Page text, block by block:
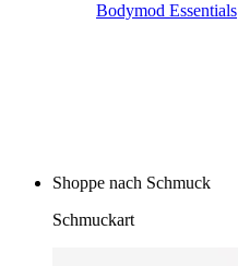
Bodymod Essentials
Shoppe nach Schmuck
Schmuckart